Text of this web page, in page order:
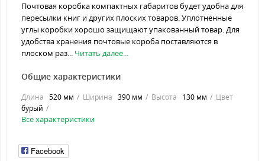
Почтовая коробка компактных габаритов будет удобна для
пересылки книг и других плоских товаров. Уплотненные
углы коробки хорошо защищают упакованный товар. Для
удобства хранения почтовые короба поставляются в
плоском раз... Читать далее...
Общие характеристики
Длина 520 мм Ширина 390 мм Высота 130 мм
Цвет
бурый
Все характеристики
Facebook